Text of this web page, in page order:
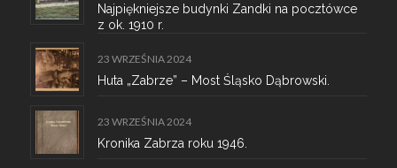
Najpiękniejsze budynki Zandki na pocztówce
z ok. 1910 r.
23 WRZEŚNIA 2024
Huta „Zabrze” – Most Śląsko Dąbrowski.
23 WRZEŚNIA 2024
Kronika Zabrza roku 1946.